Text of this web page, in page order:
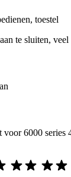
toestel
te sluiten,
voor 6000 series